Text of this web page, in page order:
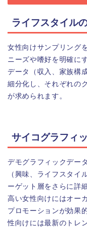
ライフスタイル
女性向けサンプリング
ニーズや嗜好を明確に
データ（収入、家族構
細分化し、それぞれの
が求められます。
サイコグラフィ
デモグラフィックデー
（興味、ライフスタイ
ーゲット層をさらに詳
高い女性向けにはオー
プロモーションが効果
性向けには最新のトレ